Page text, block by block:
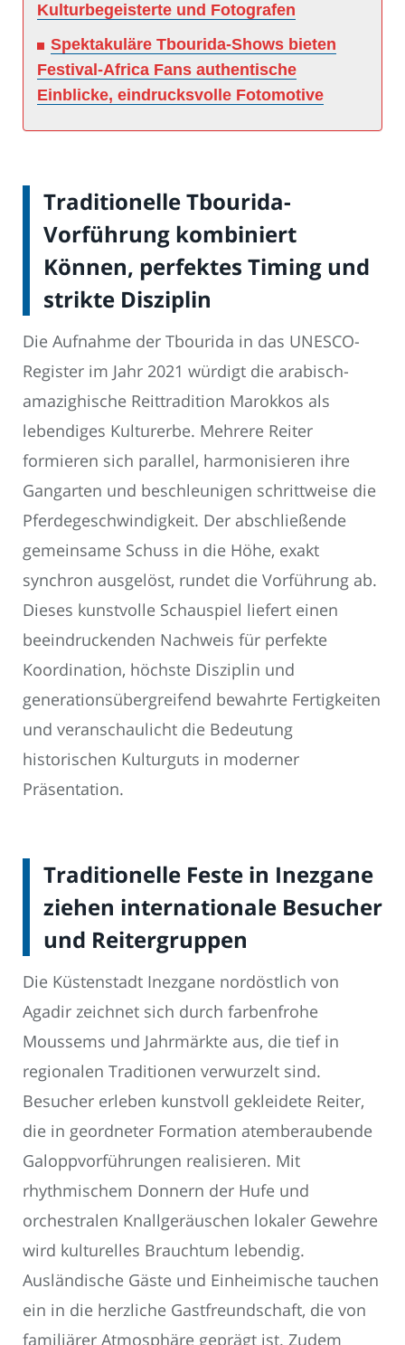
Kulturbegeisterte und Fotografen
Spektakuläre Tbourida-Shows bieten
Festival-Africa Fans authentische
Einblicke, eindrucksvolle Fotomotive
Traditionelle Tbourida-
Vorführung kombiniert
Können, perfektes Timing und
strikte Disziplin
Die Aufnahme der Tbourida in das UNESCO-
Register im Jahr 2021 würdigt die arabisch-
amazighische Reittradition Marokkos als
lebendiges Kulturerbe. Mehrere Reiter
formieren sich parallel, harmonisieren ihre
Gangarten und beschleunigen schrittweise die
Pferdegeschwindigkeit. Der abschließende
gemeinsame Schuss in die Höhe, exakt
synchron ausgelöst, rundet die Vorführung ab.
Dieses kunstvolle Schauspiel liefert einen
beeindruckenden Nachweis für perfekte
Koordination, höchste Disziplin und
generationsübergreifend bewahrte Fertigkeiten
und veranschaulicht die Bedeutung
historischen Kulturguts in moderner
Präsentation.
Traditionelle Feste in Inezgane
ziehen internationale Besucher
und Reitergruppen
Die Küstenstadt Inezgane nordöstlich von
Agadir zeichnet sich durch farbenfrohe
Moussems und Jahrmärkte aus, die tief in
regionalen Traditionen verwurzelt sind.
Besucher erleben kunstvoll gekleidete Reiter,
die in geordneter Formation atemberaubende
Galoppvorführungen realisieren. Mit
rhythmischem Donnern der Hufe und
orchestralen Knallgeräuschen lokaler Gewehre
wird kulturelles Brauchtum lebendig.
Ausländische Gäste und Einheimische tauchen
ein in die herzliche Gastfreundschaft, die von
familiärer Atmosphäre geprägt ist. Zudem